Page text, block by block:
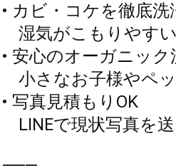
• カビ・コケを徹底洗
湿気がこもりやすい
• 安心のオーガニック
小さなお子様やペッ
• 写真見積もりOK
LINEで現状写真を